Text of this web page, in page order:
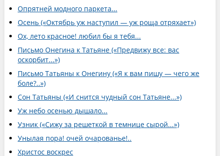
Опрятней модного паркета...
Осень («Октябрь уж наступил — уж роща отряхает»)
Ох, лето красное! любил бы я тебя...
Письмо Онегина к Татьяне («Предвижу все: вас
оскорбит...»)
Письмо Татьяны к Онегину («Я к вам пишу — чего же
боле?..»)
Сон Татьяны («И снится чудный сон Татьяне...»)
Уж небо осенью дышало...
Узник («Сижу за решеткой в темнице сырой...»)
Унылая пора! очей очарованье!..
Христос воскрес